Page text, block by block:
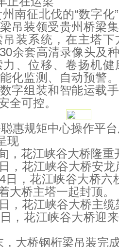
南征北伐的“数字
吊装领受贵州桥梁
吊装系统，在主塔
余套高清录像头及
、位移、卷扬机
化监测、自动预警
字组装和智能运载
全可控。
惠规矩中心操作平
现
，花江峡谷大桥隆重
，花江峡谷大桥安
日，花江峡谷大桥六
大桥主塔一起封顶。
，花江峡谷大桥主
，花江峡谷大桥迎
，大桥钢桁梁吊装完